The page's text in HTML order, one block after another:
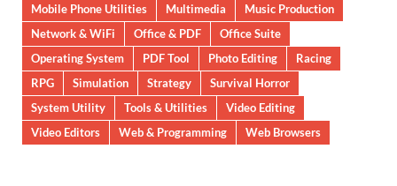
Mobile Phone Utilities
Multimedia
Music Production
Network & WiFi
Office & PDF
Office Suite
Operating System
PDF Tool Photo Editing
Racing
RPG
Simulation Strategy
Survival Horror
System Utility
Tools & Utilities
Video Editing
Video Editors
Web & Programming Web Browsers